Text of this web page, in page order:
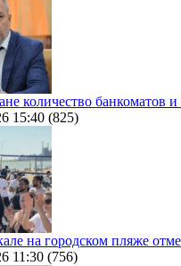
количество банкоматов
15:40 (825)
на городском пляже
11:30 (756)